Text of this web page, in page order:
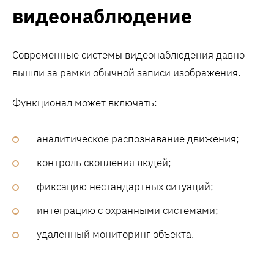
видеонаблюдение
Современные системы видеонаблюдения давно
вышли за рамки обычной записи изображения.
Функционал может включать:
аналитическое распознавание движения;
контроль скопления людей;
фиксацию нестандартных ситуаций;
интеграцию с охранными системами;
удалённый мониторинг объекта.